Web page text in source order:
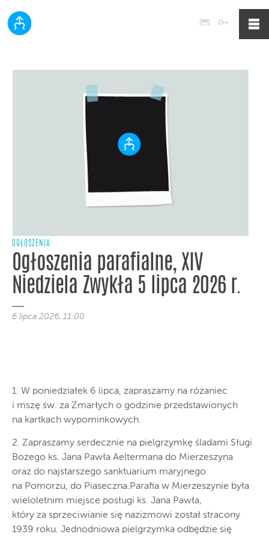
Poczta
OGŁOSZENIA
Ogłoszenia parafialne, XIV
Niedziela Zwykła 5 lipca 2026 r.
6 lipca 2026, 11:00
1. W poniedziałek 6 lipca, zapraszamy na różaniec
i mszę św. za Zmarłych o godzinie przedstawionych
na kartkach wypominkowych.
2. Zapraszamy serdecznie na pielgrzymkę śladami Sługi
Bożego ks. Jana Pawła Aeltermana do Mierzeszyna
oraz do najstarszego sanktuarium maryjnego
na Pomorzu, do Piaseczna.Parafia w Mierzeszynie była
wieloletnim miejsce posługi ks. Jana Pawła,
który za sprzeciwianie się nazizmowi został stracony
1939 roku. Jednodniowa pielgrzymka odbędzie się